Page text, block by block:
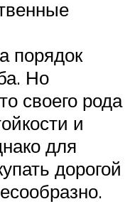
порядок
Но
своего рода
и
для
дорогой